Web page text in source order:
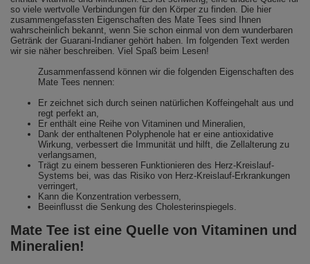
so viele wertvolle Verbindungen für den Körper zu finden. Die hier
zusammengefassten Eigenschaften des Mate Tees sind Ihnen
wahrscheinlich bekannt, wenn Sie schon einmal von dem wunderbaren
Getränk der Guarani-Indianer gehört haben. Im folgenden Text werden
wir sie näher beschreiben. Viel Spaß beim Lesen!
Zusammenfassend können wir die folgenden Eigenschaften des
Mate Tees nennen:
Er zeichnet sich durch seinen natürlichen Koffeingehalt aus und
regt perfekt an,
Er enthält eine Reihe von Vitaminen und Mineralien,
Dank der enthaltenen Polyphenole hat er eine antioxidative
Wirkung, verbessert die Immunität und hilft, die Zellalterung zu
verlangsamen,
Trägt zu einem besseren Funktionieren des Herz-Kreislauf-
Systems bei, was das Risiko von Herz-Kreislauf-Erkrankungen
verringert,
Kann die Konzentration verbessern,
Beeinflusst die Senkung des Cholesterinspiegels.
Mate Tee ist eine Quelle von Vitaminen und
Mineralien!